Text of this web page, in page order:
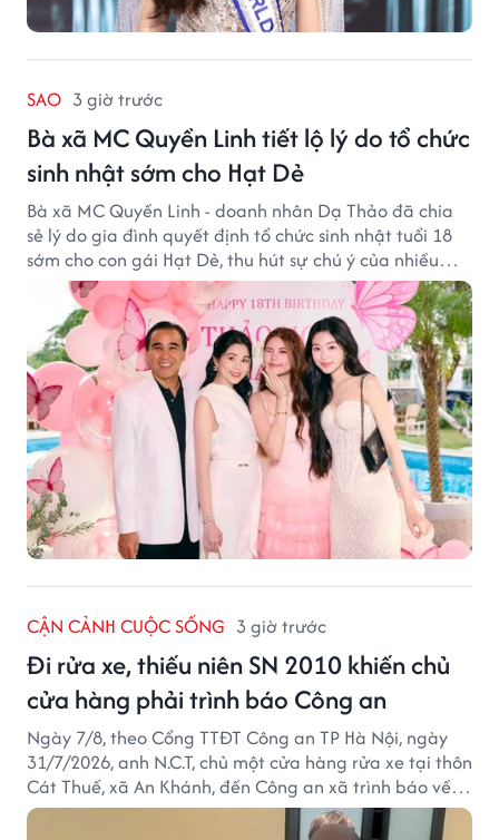
SAO 3 giờ trước
Bà xã MC Quyền Linh tiết lộ lý do tổ chức
sinh nhật sớm cho Hạt Dẻ
Bà xã MC Quyền Linh - doanh nhân Dạ Thảo đã chia
sẻ lý do gia đình quyết định tổ chức sinh nhật tuổi 18
sớm cho con gái Hạt Dẻ, thu hút sự chú ý của nhiều
người hâm mộ.
CẬN CẢNH CUỘC SỐNG 3 giờ trước
Đi rửa xe, thiếu niên SN 2010 khiến chủ
cửa hàng phải trình báo Công an
Ngày 7/8, theo Cổng TTĐT Công an TP Hà Nội, ngày
31/7/2026, anh N.C.T, chủ một cửa hàng rửa xe tại thôn
Cát Thuế, xã An Khánh, đến Công an xã trình báo về
việc bị mất trộm chiếc xe máy Honda Wave. Trong cốp